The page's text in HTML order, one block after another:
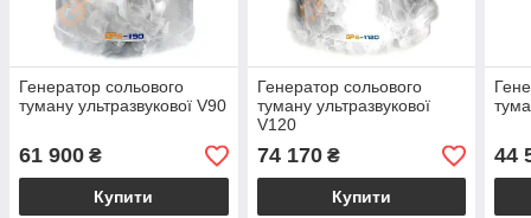
Генератор сольового
туману ультразвукової V90
61 900 ₴
Купити
Генератор сольового
туману ультразвукової
V120
74 170₴
Купити
44